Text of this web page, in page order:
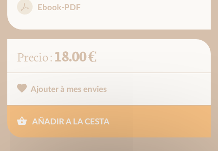
Ebook-PDF
Precio :18.00 €
Ajouter à mes envies
AÑADIR A LA CESTA